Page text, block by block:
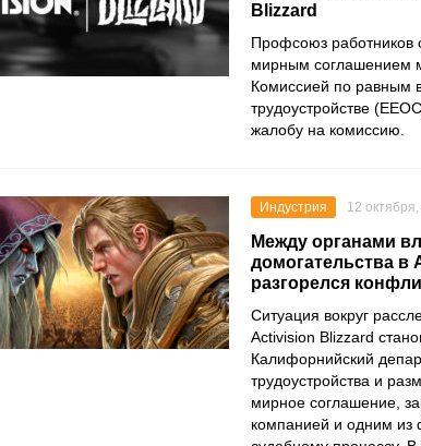
Blizzard
Профсоюз работников
мирным соглашением
Комиссией по равным
трудоустройстве
жалобу на комиссию.
Индустрия 12
Между органами
домогательства в
разгорелся
Ситуация вокруг
Activision Blizzard
Калифорнийский
трудоустройства и
мирное соглашение,
компанией и одним из